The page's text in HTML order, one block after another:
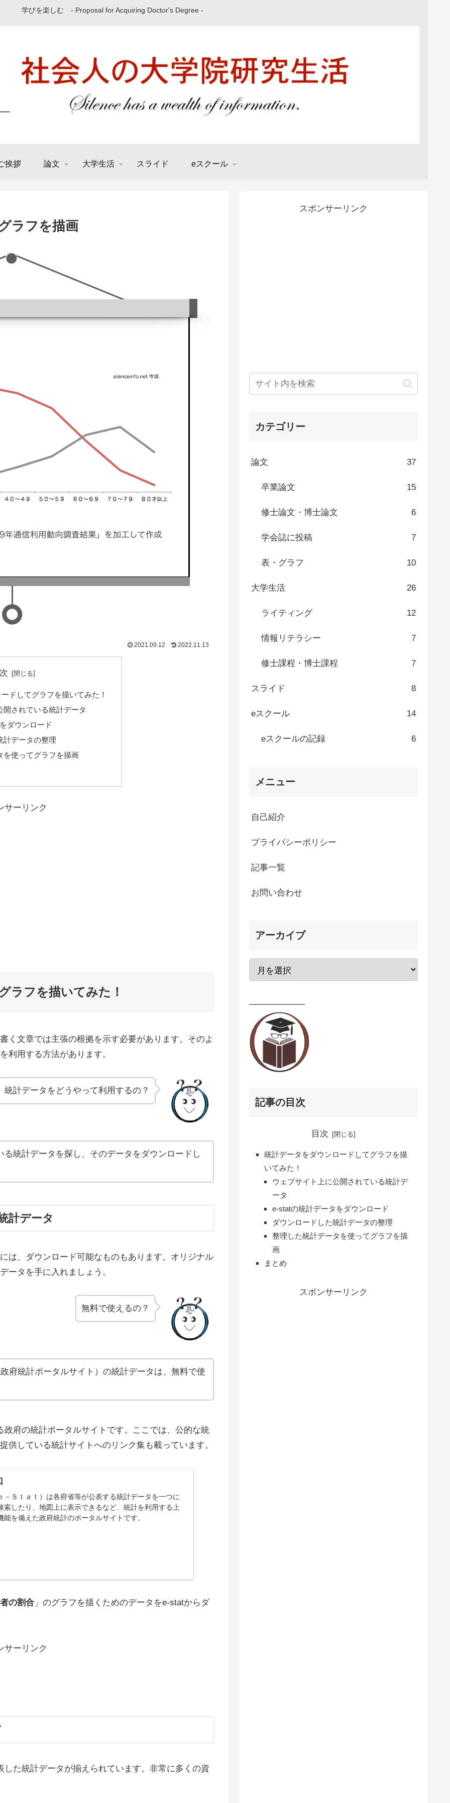
学びを楽しむ - Proposal for Acquiring Doctor's Degree -
挨拶 論文 大学生活 スライド eスクール
ラフを描画
2021.09.12 2022.11.13
ドしてグラフを描いてみた！
開されている統計データ
ダウンロード
計データの整理
を使ってグラフを描画
サーリンク
ラフを描いてみた！
く文章では主張の根拠を示す必要があります。そのよ
利用する方法があります。
統計データをどうやって利用するの？
統計データを探し、そのデータをダウンロードし
計データ
は、ダウンロード可能なものもあります。オリジナル
ータを手に入れましょう。
無料で使えるの？
府統計ポータルサイト）の統計データは、無料で使
府の統計ポータルサイトです。ここでは、公的な統
している統計サイトへのリンク集も載っています。
－Ｓｔａｔ）は各府省等が公表する統計データを一つに
索したり、地図上に表示できるなど、統計を利用する上
を備えた政府統計のポータルサイトです。
の割合 」のグラフを描くためのデータをe-statからダ
サーリンク
た統計データが揃えられています。非常に多くの資
スポンサーリンク
カテゴリー
論文 37
卒業論文 15
修士論文・博士論文 6
学会誌に投稿 7
表・グラフ 10
大学生活 26
ライティング 12
情報リテラシー 7
修士課程・博士課程 7
スライド 8
eスクール 14
eスクールの記録 6
メニュー
自己紹介
プライバシーポリシー
記事一覧
お問い合わせ
アーカイブ
——————–
記事の目次
目次
統計データをダウンロードしてグラフを描
いてみた！
ウェブサイト上に公開されている統計デ
ータ
e-statの統計データをダウンロード
ダウンロードした統計データの整理
整理した統計データを使ってグラフを描
画
まとめ
スポンサーリンク